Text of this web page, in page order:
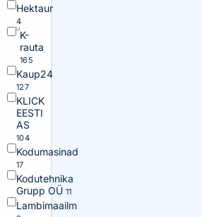
Hektaur
4
K-
rauta
165
Kaup24
127
KLICK
EESTI
AS
104
Kodumasinad
17
Kodutehnika
Grupp OÜ 11
Lambimaailm